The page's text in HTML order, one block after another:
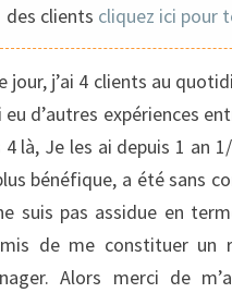
des clients cliquez ici pour
jour, j’ai 4 clients au
eu d’autres expériences
4 là, Je les ai depuis 1 an
bénéfique, a été sans
suis pas assidue en
de me constituer un
Alors merci de